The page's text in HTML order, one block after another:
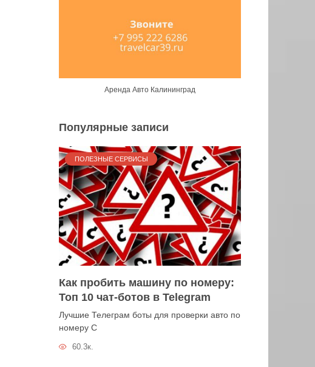
Аренда Авто Калининград
Популярные записи
ПОЛЕЗНЫЕ СЕРВИСЫ
Как пробить машину по номеру:
Топ 10 чат-ботов в Telegram
Лучшие Телеграм боты для проверки авто по
номеру С
60.3к.